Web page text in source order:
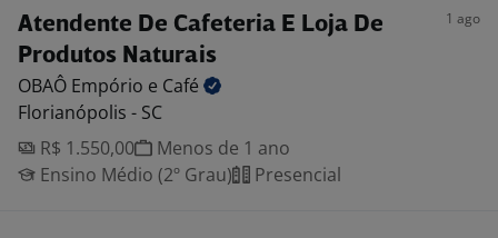
Atendente De Cafeteria E Loja De
Produtos Naturais
1 ago
OBAÔ Empório e Café
Florianópolis - SC
R$ 1.550,00
Menos de 1 ano
Ensino Médio (2º Grau)
Presencial